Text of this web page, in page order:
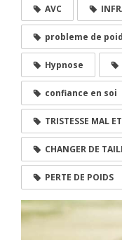
AVC
probleme de
Hypnose
confiance en soi
TRISTESSE MAL
CHANGER DE
PERTE DE POIDS